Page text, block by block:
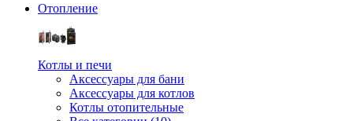
Отопление
Котлы и печи
Аксессуары для бани
Аксессуары для котлов
Котлы отопительные